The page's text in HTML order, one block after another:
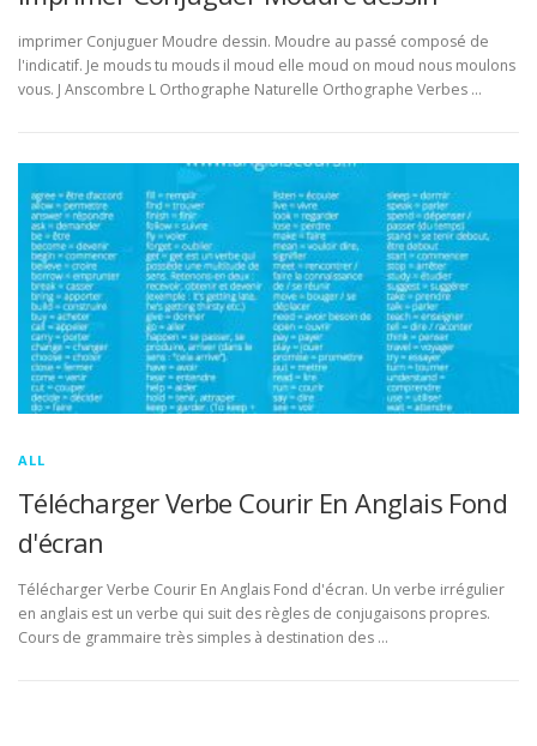
imprimer Conjuguer Moudre dessin. Moudre au passé composé de
l'indicatif. Je mouds tu mouds il moud elle moud on moud nous moulons
vous. J Anscombre L Orthographe Naturelle Orthographe Verbes …
ALL
Télécharger Verbe Courir En Anglais Fond
d'écran
Télécharger Verbe Courir En Anglais Fond d'écran. Un verbe irrégulier
en anglais est un verbe qui suit des règles de conjugaisons propres.
Cours de grammaire très simples à destination des …